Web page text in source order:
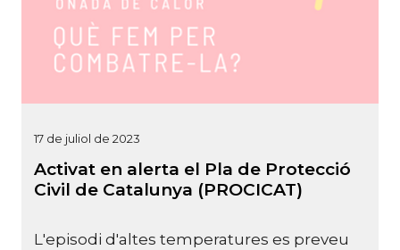
17 de juliol de 2023
Activat en alerta el Pla de Protecció
Civil de Catalunya (PROCICAT)
L'episodi d'altes temperatures es preveu